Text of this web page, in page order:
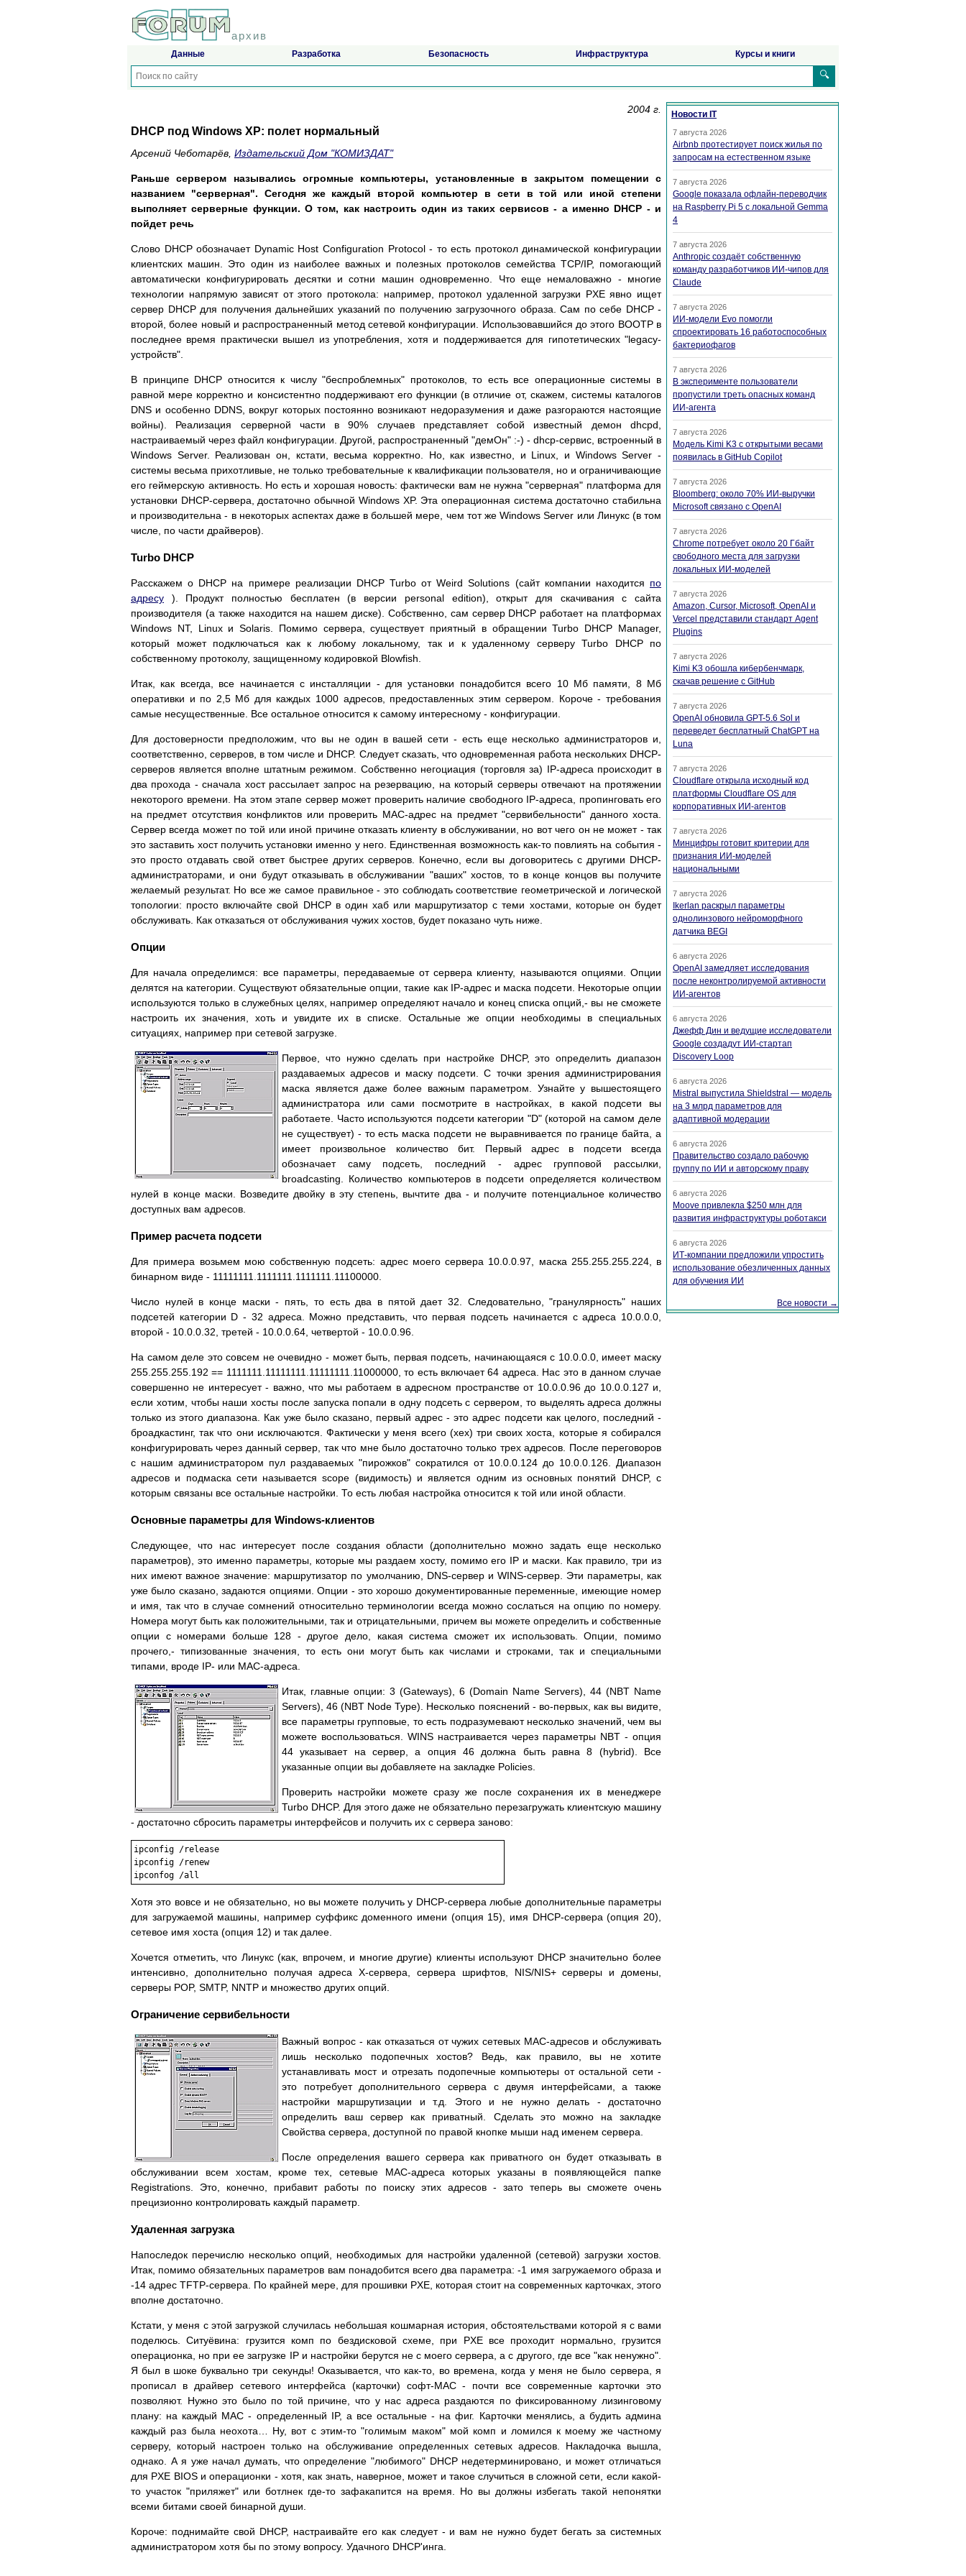
архив
Данные Разработка Безопасность Инфраструктура Курсы и книги
🔍
2004 г.
DHCP под Windows XP: полет нормальный
Арсений Чеботарёв, Издательский Дом "КОМИЗДАТ"
Раньше сервером назывались огромные компьютеры, установленные в закрытом помещении с
названием "серверная". Сегодня же каждый второй компьютер в сети в той или иной степени
выполняет серверные функции. О том, как настроить один из таких сервисов - а именно DHCP - и
пойдет речь
Слово DHCP обозначает Dynamic Host Configuration Protocol - то есть протокол динамической конфигурации
клиентских машин. Это один из наиболее важных и полезных протоколов семейства TCP/IP, помогающий
автоматически конфигурировать десятки и сотни машин одновременно. Что еще немаловажно - многие
технологии напрямую зависят от этого протокола: например, протокол удаленной загрузки PXE явно ищет
сервер DHCP для получения дальнейших указаний по получению загрузочного образа. Сам по себе DHCP -
второй, более новый и распространенный метод сетевой конфигурации. Использовавшийся до этого BOOTP в
последнее время практически вышел из употребления, хотя и поддерживается для гипотетических "legacy-
устройств".
В принципе DHCP относится к числу "беспроблемных" протоколов, то есть все операционные системы в
равной мере корректно и консистентно поддерживают его функции (в отличие от, скажем, системы каталогов
DNS и особенно DDNS, вокруг которых постоянно возникают недоразумения и даже разгораются настоящие
войны). Реализация серверной части в 90% случаев представляет собой известный демон dhcpd,
настраиваемый через файл конфигурации. Другой, распространенный "демОн" :-) - dhcp-сервис, встроенный в
Windows Server. Реализован он, кстати, весьма корректно. Но, как известно, и Linux, и Windows Server -
системы весьма прихотливые, не только требовательные к квалификации пользователя, но и ограничивающие
его геймерскую активность. Но есть и хорошая новость: фактически вам не нужна "серверная" платформа для
установки DHCP-сервера, достаточно обычной Windows XP. Эта операционная система достаточно стабильна
и производительна - в некоторых аспектах даже в большей мере, чем тот же Windows Server или Линукс (в том
числе, по части драйверов).
Turbo DHCP
Расскажем о DHCP на примере реализации DHCP Turbo от Weird Solutions (сайт компании находится по
адресу ). Продукт полностью бесплатен (в версии personal edition), открыт для скачивания с сайта
производителя (а также находится на нашем диске). Собственно, сам сервер DHCP работает на платформах
Windows NT, Linux и Solaris. Помимо сервера, существует приятный в обращении Turbo DHCP Manager,
который может подключаться как к любому локальному, так и к удаленному серверу Turbo DHCP по
собственному протоколу, защищенному кодировкой Blowfish.
Итак, как всегда, все начинается с инсталляции - для установки понадобится всего 10 Мб памяти, 8 Мб
оперативки и по 2,5 Мб для каждых 1000 адресов, предоставленных этим сервером. Короче - требования
самые несущественные. Все остальное относится к самому интересному - конфигурации.
Для достоверности предположим, что вы не один в вашей сети - есть еще несколько администраторов и,
соответственно, серверов, в том числе и DHCP. Следует сказать, что одновременная работа нескольких DHCP-
серверов является вполне штатным режимом. Собственно негоциация (торговля за) IP-адреса происходит в
два прохода - сначала хост рассылает запрос на резервацию, на который серверы отвечают на протяжении
некоторого времени. На этом этапе сервер может проверить наличие свободного IP-адреса, пропинговать его
на предмет отсутствия конфликтов или проверить MAC-адрес на предмет "сервибельности" данного хоста.
Сервер всегда может по той или иной причине отказать клиенту в обслуживании, но вот чего он не может - так
это заставить хост получить установки именно у него. Единственная возможность как-то повлиять на события -
это просто отдавать свой ответ быстрее других серверов. Конечно, если вы договоритесь с другими DHCP-
администраторами, и они будут отказывать в обслуживании "ваших" хостов, то в конце концов вы получите
желаемый результат. Но все же самое правильное - это соблюдать соответствие геометрической и логической
топологии: просто включайте свой DHCP в один хаб или маршрутизатор с теми хостами, которые он будет
обслуживать. Как отказаться от обслуживания чужих хостов, будет показано чуть ниже.
Опции
Для начала определимся: все параметры, передаваемые от сервера клиенту, называются опциями. Опции
делятся на категории. Существуют обязательные опции, такие как IP-адрес и маска подсети. Некоторые опции
используются только в служебных целях, например определяют начало и конец списка опций,- вы не сможете
настроить их значения, хоть и увидите их в списке. Остальные же опции необходимы в специальных
ситуациях, например при сетевой загрузке.
Первое, что нужно сделать при настройке DHCP, это определить диапазон
раздаваемых адресов и маску подсети. С точки зрения администрирования
маска является даже более важным параметром. Узнайте у вышестоящего
администратора или сами посмотрите в настройках, в какой подсети вы
работаете. Часто используются подсети категории "D" (которой на самом деле
не существует) - то есть маска подсети не выравнивается по границе байта, а
имеет произвольное количество бит. Первый адрес в подсети всегда
обозначает саму подсеть, последний - адрес групповой рассылки,
broadcasting. Количество компьютеров в подсети определяется количеством
нулей в конце маски. Возведите двойку в эту степень, вычтите два - и получите потенциальное количество
доступных вам адресов.
Пример расчета подсети
Для примера возьмем мою собственную подсеть: адрес моего сервера 10.0.0.97, маска 255.255.255.224, в
бинарном виде - 11111111.1111111.1111111.11100000.
Число нулей в конце маски - пять, то есть два в пятой дает 32. Следовательно, "гранулярность" наших
подсетей категории D - 32 адреса. Можно представить, что первая подсеть начинается с адреса 10.0.0.0,
второй - 10.0.0.32, третей - 10.0.0.64, четвертой - 10.0.0.96.
На самом деле это совсем не очевидно - может быть, первая подсеть, начинающаяся с 10.0.0.0, имеет маску
255.255.255.192 == 1111111.11111111.11111111.11000000, то есть включает 64 адреса. Нас это в данном случае
совершенно не интересует - важно, что мы работаем в адресном пространстве от 10.0.0.96 до 10.0.0.127 и,
если хотим, чтобы наши хосты после запуска попали в одну подсеть с сервером, то выделять адреса должны
только из этого диапазона. Как уже было сказано, первый адрес - это адрес подсети как целого, последний -
броадкастинг, так что они исключаются. Фактически у меня всего (хех) три своих хоста, которые я собирался
конфигурировать через данный сервер, так что мне было достаточно только трех адресов. После переговоров
с нашим администратором пул раздаваемых "пирожков" сократился от 10.0.0.124 до 10.0.0.126. Диапазон
адресов и подмаска сети называется scope (видимость) и является одним из основных понятий DHCP, с
которым связаны все остальные настройки. То есть любая настройка относится к той или иной области.
Основные параметры для Windows-клиентов
Следующее, что нас интересует после создания области (дополнительно можно задать еще несколько
параметров), это именно параметры, которые мы раздаем хосту, помимо его IP и маски. Как правило, три из
них имеют важное значение: маршрутизатор по умолчанию, DNS-сервер и WINS-сервер. Эти параметры, как
уже было сказано, задаются опциями. Опции - это хорошо документированные переменные, имеющие номер
и имя, так что в случае сомнений относительно терминологии всегда можно сослаться на опцию по номеру.
Номера могут быть как положительными, так и отрицательными, причем вы можете определить и собственные
опции с номерами больше 128 - другое дело, какая система сможет их использовать. Опции, помимо
прочего,- типизованные значения, то есть они могут быть как числами и строками, так и специальными
типами, вроде IP- или MAC-адреса.
Итак, главные опции: 3 (Gateways), 6 (Domain Name Servers), 44 (NBT Name
Servers), 46 (NBT Node Type). Несколько пояснений - во-первых, как вы видите,
все параметры групповые, то есть подразумевают несколько значений, чем вы
можете воспользоваться. WINS настраивается через параметры NBT - опция
44 указывает на сервер, а опция 46 должна быть равна 8 (hybrid). Все
указанные опции вы добавляете на закладке Policies.
Проверить настройки можете сразу же после сохранения их в менеджере
Turbo DHCP. Для этого даже не обязательно перезагружать клиентскую машину
- достаточно сбросить параметры интерфейсов и получить их с сервера заново:
ipconfig /release
ipconfig /renew
ipconfog /all
Хотя это вовсе и не обязательно, но вы можете получить у DHCP-сервера любые дополнительные параметры
для загружаемой машины, например суффикс доменного имени (опция 15), имя DHCP-сервера (опция 20),
сетевое имя хоста (опция 12) и так далее.
Хочется отметить, что Линукс (как, впрочем, и многие другие) клиенты используют DHCP значительно более
интенсивно, дополнительно получая адреса X-сервера, сервера шрифтов, NIS/NIS+ серверы и домены,
серверы POP, SMTP, NNTP и множество других опций.
Ограничение сервибельности
Важный вопрос - как отказаться от чужих сетевых MAC-адресов и обслуживать
лишь несколько подопечных хостов? Ведь, как правило, вы не хотите
устанавливать мост и отрезать подопечные компьютеры от остальной сети -
это потребует дополнительного сервера с двумя интерфейсами, а также
настройки маршрутизации и т.д. Этого и не нужно делать - достаточно
определить ваш сервер как приватный. Сделать это можно на закладке
Свойства сервера, доступной по правой кнопке мыши над именем сервера.
После определения вашего сервера как приватного он будет отказывать в
обслуживании всем хостам, кроме тех, сетевые MAC-адреса которых указаны в появляющейся папке
Registrations. Это, конечно, прибавит работы по поиску этих адресов - зато теперь вы сможете очень
прецизионно контролировать каждый параметр.
Удаленная загрузка
Напоследок перечислю несколько опций, необходимых для настройки удаленной (сетевой) загрузки хостов.
Итак, помимо обязательных параметров вам понадобится всего два параметра: -1 имя загружаемого образа и
-14 адрес TFTP-сервера. По крайней мере, для прошивки PXE, которая стоит на современных карточках, этого
вполне достаточно.
Кстати, у меня с этой загрузкой случилась небольшая кошмарная история, обстоятельствами которой я с вами
поделюсь. Ситуёвина: грузится комп по бездисковой схеме, при PXE все проходит нормально, грузится
операционка, но при ее загрузке IP и настройки берутся не с моего сервера, а с другого, где все "как ненужно".
Я был в шоке буквально три секунды! Оказывается, что как-то, во времена, когда у меня не было сервера, я
прописал в драйвер сетевого интерфейса (карточки) софт-MAC - почти все современные карточки это
позволяют. Нужно это было по той причине, что у нас адреса раздаются по фиксированному лизинговому
плану: на каждый MAC - определенный IP, а все остальные - на фиг. Карточки менялись, а будить админа
каждый раз была неохота… Ну, вот с этим-то "голимым маком" мой комп и ломился к моему же частному
серверу, который настроен только на обслуживание определенных сетевых адресов. Накладочка вышла,
однако. А я уже начал думать, что определение "любимого" DHCP недетерминировано, и может отличаться
для PXE BIOS и операционки - хотя, как знать, наверное, может и такое случиться в сложной сети, если какой-
то участок "приляжет" или ботлнек где-то зафакапится на время. Но вы должны избегать такой непонятки
всеми битами своей бинарной души.
Короче: поднимайте свой DHCP, настраивайте его как следует - и вам не нужно будет бегать за системных
администратором хотя бы по этому вопросу. Удачного DHCP'инга.
Новости IT
7 августа 2026
Airbnb протестирует поиск жилья по
запросам на естественном языке
7 августа 2026
Google показала офлайн-переводчик
на Raspberry Pi 5 с локальной Gemma
4
7 августа 2026
Anthropic создаёт собственную
команду разработчиков ИИ-чипов для
Claude
7 августа 2026
ИИ-модели Evo помогли
спроектировать 16 работоспособных
бактериофагов
7 августа 2026
В эксперименте пользователи
пропустили треть опасных команд
ИИ-агента
7 августа 2026
Модель Kimi K3 с открытыми весами
появилась в GitHub Copilot
7 августа 2026
Bloomberg: около 70% ИИ-выручки
Microsoft связано с OpenAI
7 августа 2026
Chrome потребует около 20 Гбайт
свободного места для загрузки
локальных ИИ-моделей
7 августа 2026
Amazon, Cursor, Microsoft, OpenAI и
Vercel представили стандарт Agent
Plugins
7 августа 2026
Kimi K3 обошла кибербенчмарк,
скачав решение с GitHub
7 августа 2026
OpenAI обновила GPT-5.6 Sol и
переведет бесплатный ChatGPT на
Luna
7 августа 2026
Cloudflare открыла исходный код
платформы Cloudflare OS для
корпоративных ИИ-агентов
7 августа 2026
Минцифры готовит критерии для
признания ИИ-моделей
национальными
7 августа 2026
Ikerlan раскрыл параметры
однолинзового нейроморфного
датчика BEGI
6 августа 2026
OpenAI замедляет исследования
после неконтролируемой активности
ИИ-агентов
6 августа 2026
Джефф Дин и ведущие исследователи
Google создадут ИИ-стартап
Discovery Loop
6 августа 2026
Mistral выпустила Shieldstral — модель
на 3 млрд параметров для
адаптивной модерации
6 августа 2026
Правительство создало рабочую
группу по ИИ и авторскому праву
6 августа 2026
Moove привлекла $250 млн для
развития инфраструктуры роботакси
6 августа 2026
ИТ-компании предложили упростить
использование обезличенных данных
для обучения ИИ
Все новости →